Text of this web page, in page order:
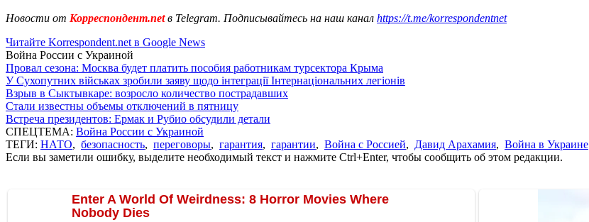
Новости от Корреспондент.netв Telegram. Подписывайтесь на наш канал https://t.me/korrespondentnet
Читайте Korrespondent.net в Google News
Война России с Украиной
Провал сезона: Москва будет платить пособия работникам турсектора Крыма
У Сухопутних військах зробили заяву щодо інтеграції Інтернаціональних легіонів
Взрыв в Сыктывкаре: возросло количество пострадавших
Стали известны объемы отключений в пятницу
Встреча президентов: Ермак и Рубио обсудили детали
СПЕЦТЕМА: Война России с Украиной
ТЕГИ: НАТО, безопасность, переговоры, гарантия, гарантии, Война с Россией, Давид Арахамия, Война в Украине
Если вы заметили ошибку, выделите необходимый текст и нажмите Ctrl+Enter, чтобы сообщить об этом редакции.